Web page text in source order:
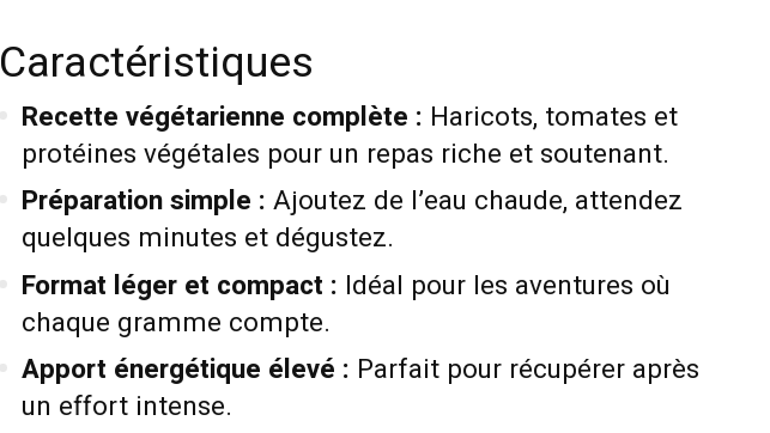
Caractéristiques
Recette végétarienne complète : Haricots, tomates et
protéines végétales pour un repas riche et soutenant.
Préparation simple : Ajoutez de l’eau chaude, attendez
quelques minutes et dégustez.
Format léger et compact : Idéal pour les aventures où
chaque gramme compte.
Apport énergétique élevé : Parfait pour récupérer après
un effort intense.